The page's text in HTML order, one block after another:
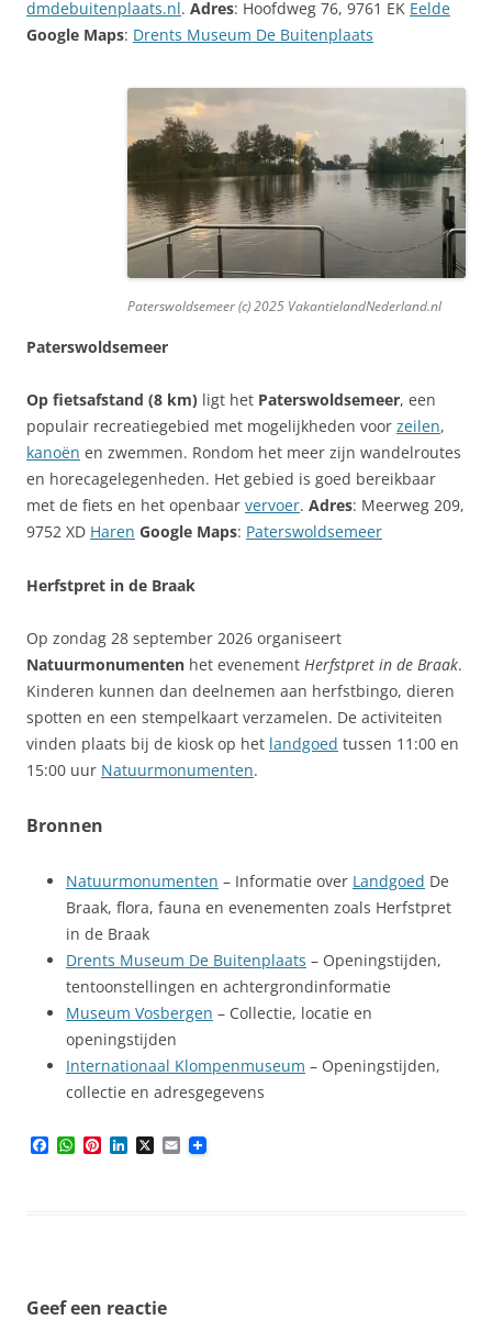
dmdebuitenplaats.nl. Adres: Hoofdweg 76, 9761 EK Eelde
Google Maps: Drents Museum De Buitenplaats
Paterswoldsemeer (c) 2025 VakantielandNederland.nl
Paterswoldsemeer
Op fietsafstand (8 km) ligt het Paterswoldsemeer, een
populair recreatiegebied met mogelijkheden voor zeilen,
kanoën en zwemmen. Rondom het meer zijn wandelroutes
en horecagelegenheden. Het gebied is goed bereikbaar
met de fiets en het openbaar vervoer. Adres: Meerweg 209,
9752 XD Haren Google Maps: Paterswoldsemeer
Herfstpret in de Braak
Op zondag 28 september 2026 organiseert
Natuurmonumenten het evenement Herfstpret in de Braak.
Kinderen kunnen dan deelnemen aan herfstbingo, dieren
spotten en een stempelkaart verzamelen. De activiteiten
vinden plaats bij de kiosk op het landgoed tussen 11:00 en
15:00 uur Natuurmonumenten.
Bronnen
Natuurmonumenten – Informatie over Landgoed De
Braak, flora, fauna en evenementen zoals Herfstpret
in de Braak
Drents Museum De Buitenplaats – Openingstijden,
tentoonstellingen en achtergrondinformatie
Museum Vosbergen – Collectie, locatie en
openingstijden
Internationaal Klompenmuseum – Openingstijden,
collectie en adresgegevens
W P X E
m
Geef een reactie